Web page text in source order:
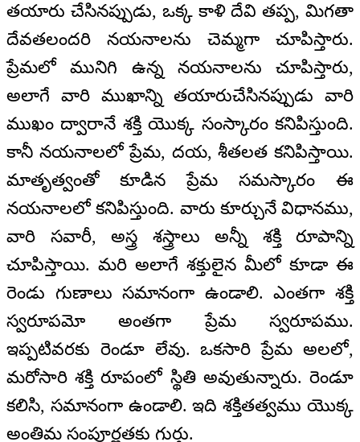
తయారు చేసినప్పుడు, ఒక్క కాళి దేవి తప్ప, మిగతా
దేవతలందరి నయనాలను చెమ్మగా చూపిస్తారు.
ప్రేమలో మునిగి ఉన్న నయనాలను చూపిస్తారు,
అలాగే వారి ముఖాన్ని తయారుచేసినప్పుడు వారి
ముఖం ద్వారానే శక్తి యొక్క సంస్కారం కనిపిస్తుంది.
కానీ నయనాలలో ప్రేమ, దయ, శీతలత కనిపిస్తాయి.
మాతృత్వంతో కూడిన ప్రేమ సమస్కారం ఈ
నయనాలలో కనిపిస్తుంది. వారు కూర్చునే విధానము,
వారి సవారీ, అస్త్ర శస్త్రాలు అన్నీ శక్తి రూపాన్ని
చూపిస్తాయి. మరి అలాగే శక్తులైన మీలో కూడా ఈ
రెండు గుణాలు సమానంగా ఉండాలి. ఎంతగా శక్తి
స్వరూపమో అంతగా ప్రేమ స్వరూపము.
ఇప్పటివరకు రెండూ లేవు. ఒకసారి ప్రేమ అలలో,
మరోసారి శక్తి రూపంలో స్థితి అవుతున్నారు. రెండూ
కలిసి, సమానంగా ఉండాలి. ఇది శక్తితత్వము యొక్క
అంతిమ సంపూర్ణతకు గుర్తు.